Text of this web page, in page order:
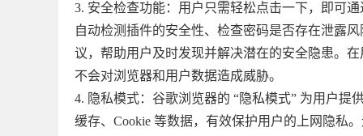
3. 安全检查功能：用户只需轻松点击一下，即可
自动检测插件的安全性、检查密码是否存在泄露
议，帮助用户及时发现并解决潜在的安全隐患。
不会对浏览器和用户数据造成威胁。​
4. 隐私模式：谷歌浏览器的 “隐私模式” 为用户提
缓存、Cookie 等数据，有效保护用户的上网隐私